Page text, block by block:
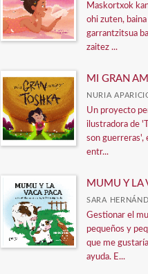
Maskortxok
ohi zuten,
garrantzitsua
zaitez ...
MI GRAN
NURIA
Un proyecto
ilustradora de
son guerreras',
entr...
MUMU Y LA
SARA
Gestionar el
pequeños y
que me
ayuda. E...